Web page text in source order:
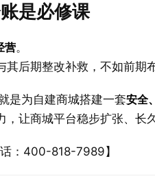
是必修课
营。
后期整改补救，不如前期
是为自建商城搭建一套安全
让商城平台稳步扩张、长久
：400-818-7989】